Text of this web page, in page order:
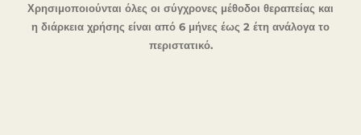
Χρησιμοποιούνται όλες οι σύγχρονες μέθοδοι θεραπείας και
η διάρκεια χρήσης είναι από 6 μήνες έως 2 έτη ανάλογα το
περιστατικό.